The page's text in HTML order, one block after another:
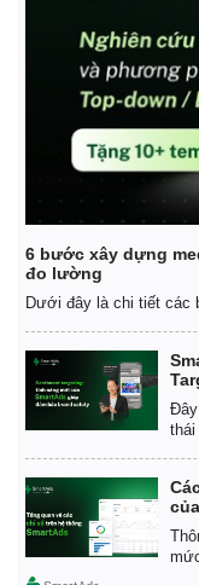
Kinh tế
Bất động sản
Khởi nghiệp
6 bước xây dựng
đo lường
Dưới đây là chi tiết các
thái